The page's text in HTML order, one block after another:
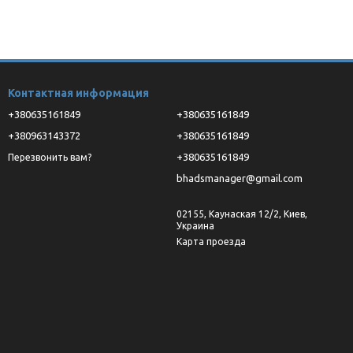
Контактная информация
+380635161849
+380963143372
Перезвонить вам?
+380635161849
+380635161849
+380635161849
bhadsmanager@gmail.com
02155, Каунаская 12/2, Киев,
Украина
Карта проезда